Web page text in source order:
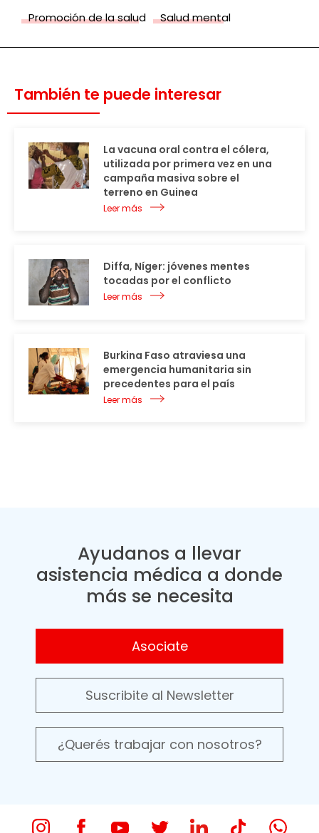
Promoción de la salud
Salud mental
También te puede interesar
La vacuna oral contra el cólera,
utilizada por primera vez en una
campaña masiva sobre el
terreno en Guinea
Leer más
Diffa, Níger: jóvenes mentes
tocadas por el conflicto
Leer más
Burkina Faso atraviesa una
emergencia humanitaria sin
precedentes para el país
Leer más
Ayudanos a llevar
asistencia médica a donde
más se necesita
Asociate
Suscribite al Newsletter
¿Querés trabajar con nosotros?